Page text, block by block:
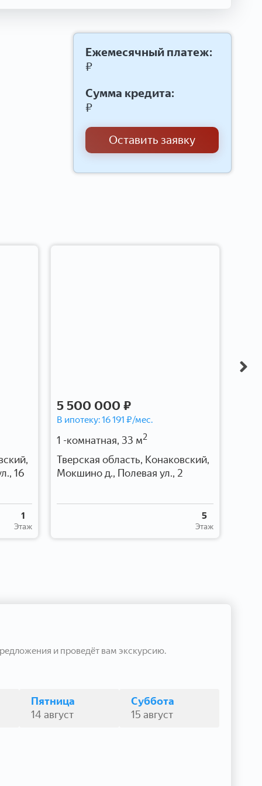
Ежемесячный платеж:
₽
Сумма кредита:
₽
Оставить заявку
16
Этаж
1
5 500 000 ₽
В ипотеку:16 191 ₽/мес.
1 -комнатная, 33 м2
Тверская область, Конаковский,
Мокшино д., Полевая ул., 2
Этаж
5
и проведёт вам экскурсию.
Пятница
14 август
Суббота
15 август